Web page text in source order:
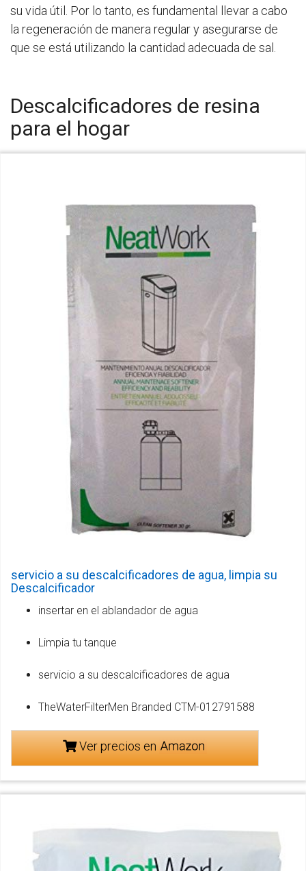
su vida útil. Por lo tanto, es fundamental llevar a cabo
la regeneración de manera regular y asegurarse de
que se está utilizando la cantidad adecuada de sal.
Descalcificadores de resina
para el hogar
servicio a su descalcificadores de agua, limpia su
Descalcificador
insertar en el ablandador de agua
Limpia tu tanque
servicio a su descalcificadores de agua
TheWaterFilterMen Branded CTM-012791588
Ver precios en